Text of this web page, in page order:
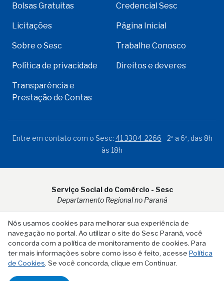
Nós usamos cookies para melhorar sua experiência de
navegação no portal. Ao utilizar o site do Sesc Paraná, você
concorda com a política de monitoramento de cookies. Para
ter mais informações sobre como isso é feito, acesse Política
de Cookies. Se você concorda, clique em Continuar.
Bolsas Gratuitas Credencial Sesc
Licitações Página Inicial
Sobre o Sesc Trabalhe Conosco
Política de privacidade Direitos e deveres
Transparência e
Prestação de Contas
Entre em contato com o Sesc: 41 3304-2266 - 2ª a 6ª, das 8h
às 18h
Serviço Social do Comércio - Sesc
Departamento Regional no Paraná
Rua Visconde do Rio Branco, 931 - CEP 80.410-001 - Curitiba -
PR